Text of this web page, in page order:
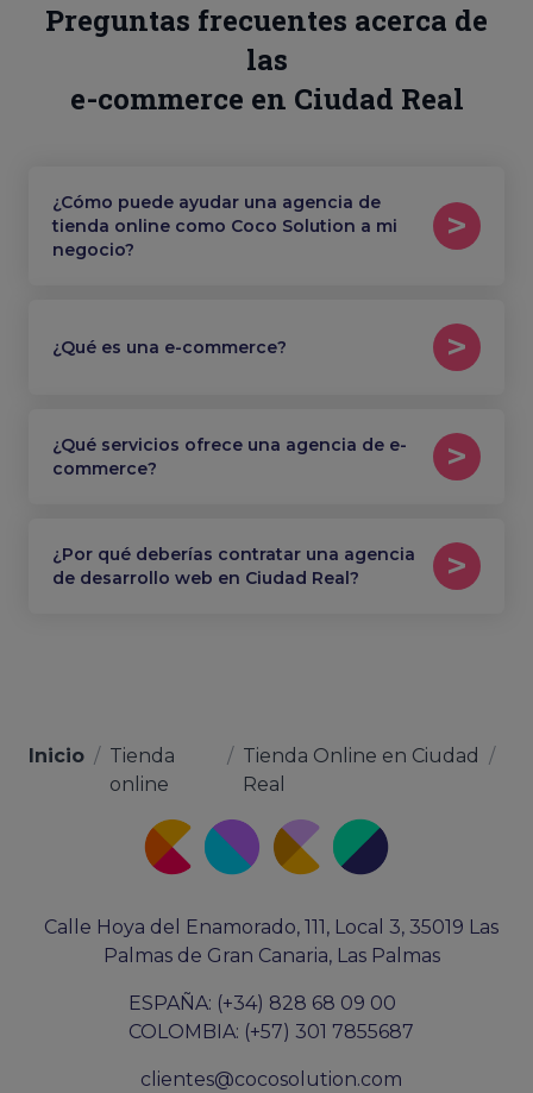
Preguntas frecuentes acerca de
las
e-commerce en Ciudad Real
¿Cómo puede ayudar una agencia de
tienda online como Coco Solution a mi
negocio?
¿Qué es una e-commerce?
¿Qué servicios ofrece una agencia de e-
commerce?
¿Por qué deberías contratar una agencia
de desarrollo web en Ciudad Real?
Inicio / Tienda
online
/ Tienda Online en Ciudad
Real
/
Calle Hoya del Enamorado, 111, Local 3, 35019 Las
Palmas de Gran Canaria, Las Palmas
ESPAÑA: (+34) 828 68 09 00
COLOMBIA: (+57) 301 7855687
clientes@cocosolution.com